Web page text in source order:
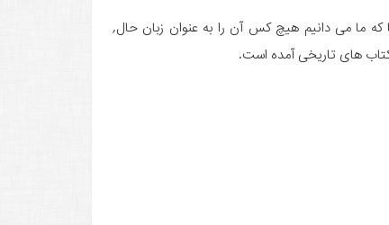
ما می دانیم هیچ کس آن را به عنوان زبان حال,
های تاریخی آمده است.